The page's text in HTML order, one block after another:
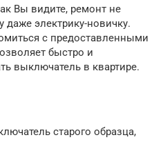
Вы видите, ремонт не
электрику-новичку.
с предоставленными
быстро и
выключатель в квартире.
старого образца,